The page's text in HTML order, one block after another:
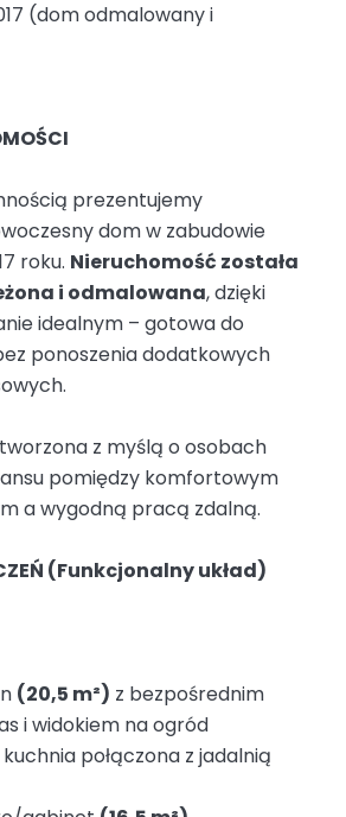
(dom odmalowany i
prezentujemy
dom w zabudowie
roku. Nieruchomość została
i odmalowana, dzięki
idealnym – gotowa do
ponoszenia dodatkowych
z myślą o osobach
pomiędzy komfortowym
a wygodną pracą zdalną.
(Funkcjonalny układ)
(20,5 m²) z bezpośrednim
i widokiem na ogród
połączona z jadalnią